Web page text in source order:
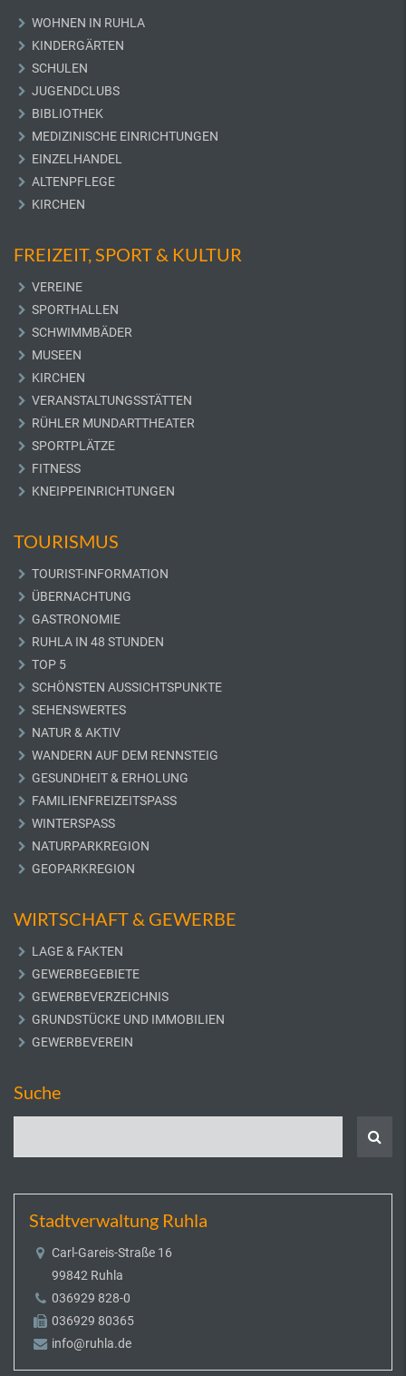
WOHNEN IN RUHLA
KINDERGÄRTEN
SCHULEN
JUGENDCLUBS
BIBLIOTHEK
MEDIZINISCHE EINRICHTUNGEN
EINZELHANDEL
ALTENPFLEGE
KIRCHEN
FREIZEIT, SPORT & KULTUR
VEREINE
SPORTHALLEN
SCHWIMMBÄDER
MUSEEN
KIRCHEN
VERANSTALTUNGSSTÄTTEN
RÜHLER MUNDARTTHEATER
SPORTPLÄTZE
FITNESS
KNEIPPEINRICHTUNGEN
TOURISMUS
TOURIST-INFORMATION
ÜBERNACHTUNG
GASTRONOMIE
RUHLA IN 48 STUNDEN
TOP 5
SCHÖNSTEN AUSSICHTSPUNKTE
SEHENSWERTES
NATUR & AKTIV
WANDERN AUF DEM RENNSTEIG
GESUNDHEIT & ERHOLUNG
FAMILIENFREIZEITSPASS
WINTERSPASS
NATURPARKREGION
GEOPARKREGION
WIRTSCHAFT & GEWERBE
LAGE & FAKTEN
GEWERBEGEBIETE
GEWERBEVERZEICHNIS
GRUNDSTÜCKE UND IMMOBILIEN
GEWERBEVEREIN
Suche
Stadtverwaltung Ruhla
Carl-Gareis-Straße 16
99842 Ruhla
036929 828-0
036929 80365
info@ruhla.de